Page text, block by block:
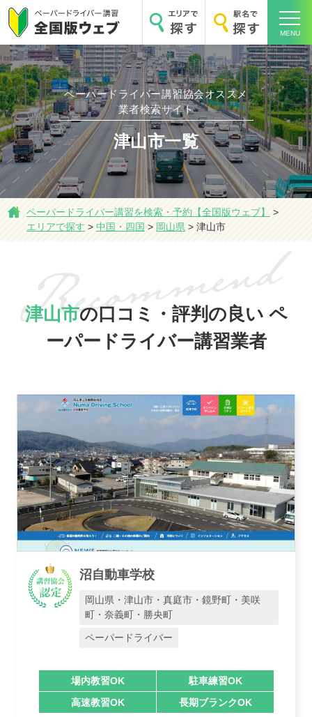
MENU
ホーム
エリアで探す
駅名で探す
おすすめ業者
講習トピックス
ペーパードライバー講習協会オススメ
業者検索サイト
津山市一覧
ペーパードライバー講習を検索・予約【全国版ウェブ】
>
エリアで探す > 中国・四国 > 岡山県 > 津山市
津山市の口コミ・評判の良い ペ
ーパードライバー講習業者
沼自動車学校
岡山県・津山市・真庭市・鏡野町・美咲
町・奈義町・勝央町
ペーパードライバー
場内教習OK
駐車練習OK
高速教習OK
長期ブランクOK